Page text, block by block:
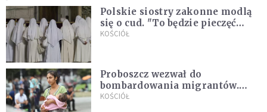
Polskie siostry zakonne modlą
się o cud. "To będzie pieczęć
Pana Boga dla naszej wiary"
KOŚCIÓŁ
Proboszcz wezwał do
bombardowania migrantów.
"Masowy ogień przeciwko
KOŚCIÓŁ